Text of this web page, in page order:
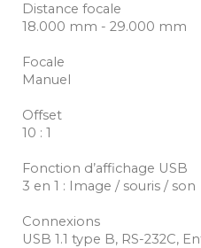
Distance focale
18.000 mm - 29.000 mm
Focale
Manuel
Offset
10 : 1
Fonction d’affichage USB
3 en 1 : Image / souris / son
Connexions
USB 1.1 type B, RS-232C,